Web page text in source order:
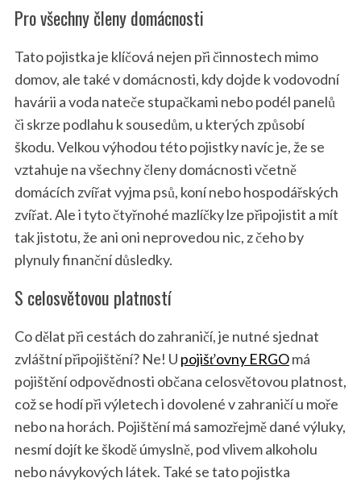
Pro všechny členy domácnosti
Tato pojistka je klíčová nejen při činnostech mimo
domov, ale také v domácnosti, kdy dojde k vodovodní
havárii a voda nateče stupačkami nebo podél panelů
či skrze podlahu k sousedům, u kterých způsobí
škodu. Velkou výhodou této pojistky navíc je, že se
vztahuje na všechny členy domácnosti včetně
domácích zvířat vyjma psů, koní nebo hospodářských
zvířat. Ale i tyto čtyřnohé mazlíčky lze připojistit a mít
tak jistotu, že ani oni neprovedou nic, z čeho by
plynuly finanční důsledky.
S celosvětovou platností
Co dělat při cestách do zahraničí, je nutné sjednat
zvláštní připojištění? Ne! U pojišťovny ERGOmá
pojištění odpovědnosti občana celosvětovou platnost,
což se hodí při výletech i dovolené v zahraničí u moře
nebo na horách. Pojištění má samozřejmě dané výluky,
nesmí dojít ke škodě úmyslně, pod vlivem alkoholu
nebo návykových látek. Také se tato pojistka